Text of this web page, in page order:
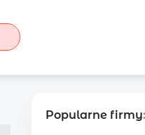
Popularne firmy: